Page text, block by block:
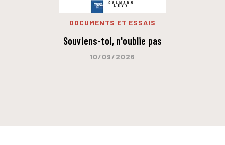
DOCUMENTS ET ESSAIS
Souviens-toi, n'oublie pas
10/09/2026